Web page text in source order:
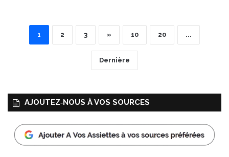
1 2 3 » 10 20 ...
Dernière
AJOUTEZ‑NOUS À VOS SOURCES